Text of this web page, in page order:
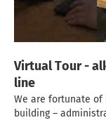
Virtual Tour -
line
We are fortunate of
building –